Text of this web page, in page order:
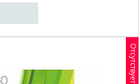
Отсутствует